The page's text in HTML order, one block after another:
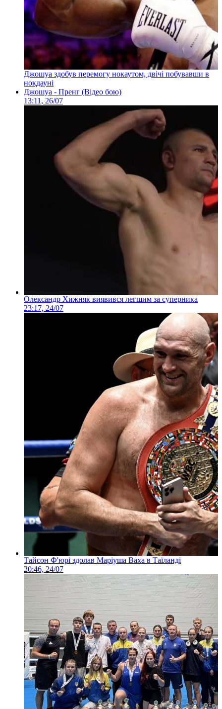
Джошуа здобув перемогу нокаутом, двічі побувавши в
нокдауні
Джошуа - Пренг (Відео бою)
13:11, 26/07
Олександр Хижняк виявився легшим за суперника
23:17, 24/07
Тайсон Ф'юрі здолав Маріуша Ваха в Таїланді
20:46, 24/07